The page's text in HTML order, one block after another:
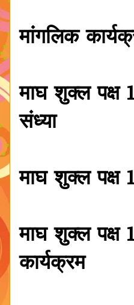
मांगलिक
माघ शुक्ल पक्ष
संध्या
माघ शुक्ल पक्ष
माघ शुक्ल पक्ष
कार्यक्रम